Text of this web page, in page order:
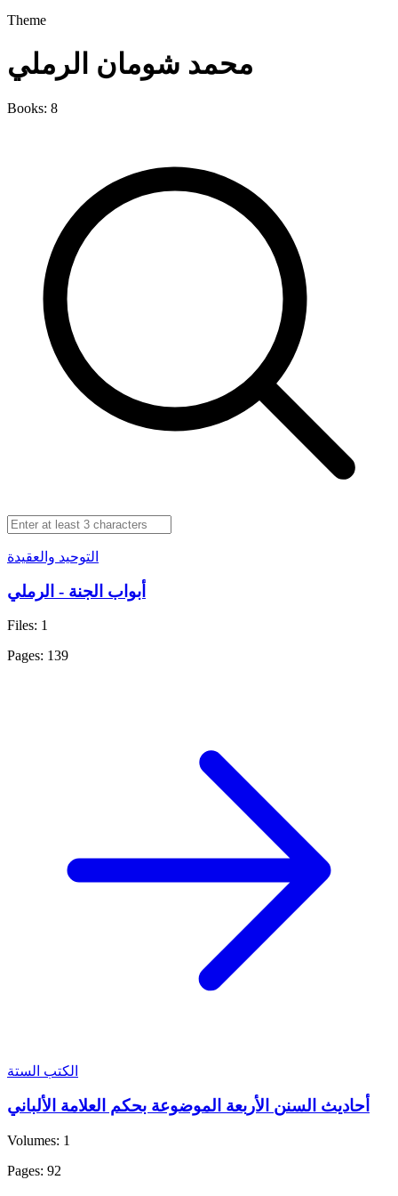
Theme
محمد شومان الرملي
Books: 8
التوحيد والعقيدة
أبواب الجنة - الرملي
Files: 1
Pages: 139
الكتب الستة
أحاديث السنن الأربعة الموضوعة بحكم العلامة الألباني
Volumes: 1
Pages: 92